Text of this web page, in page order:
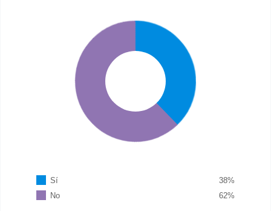
Sí %
38
No
%
62